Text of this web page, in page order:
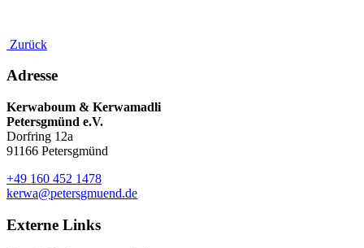
Zurück
Adresse
Kerwaboum & Kerwamadli
Petersgmünd e.V.
Dorfring 12a
91166 Petersgmünd
+49 160 452 1478
kerwa@petersgmuend.de
Externe Links